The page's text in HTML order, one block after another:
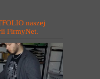
naszej
FirmyNet.